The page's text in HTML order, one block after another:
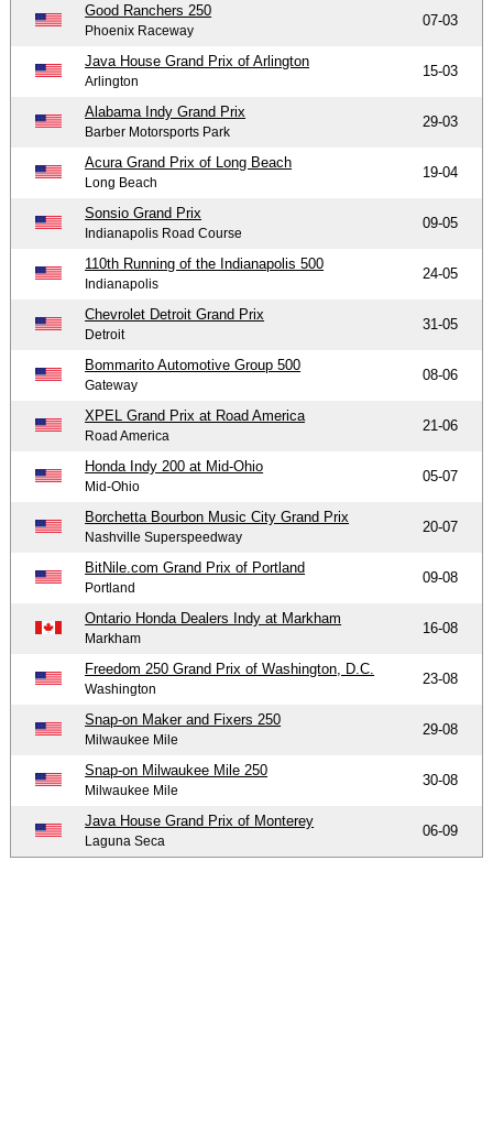
Good Ranchers 250
Phoenix Raceway
07-03
Java House Grand Prix of Arlington
Arlington
15-03
Alabama Indy Grand Prix
Barber Motorsports Park
29-03
Acura Grand Prix of Long Beach
Long Beach
19-04
Sonsio Grand Prix
Indianapolis Road Course
09-05
110th Running of the Indianapolis 500
Indianapolis
24-05
Chevrolet Detroit Grand Prix
Detroit
31-05
Bommarito Automotive Group 500
Gateway
08-06
XPEL Grand Prix at Road America
Road America
21-06
Honda Indy 200 at Mid-Ohio
Mid-Ohio
05-07
Borchetta Bourbon Music City Grand Prix
Nashville Superspeedway
20-07
BitNile.com Grand Prix of Portland
Portland
09-08
Ontario Honda Dealers Indy at Markham
Markham
16-08
Freedom 250 Grand Prix of Washington, D.C.
Washington
23-08
Snap-on Maker and Fixers 250
Milwaukee Mile
29-08
Snap-on Milwaukee Mile 250
Milwaukee Mile
30-08
Java House Grand Prix of Monterey
Laguna Seca
06-09